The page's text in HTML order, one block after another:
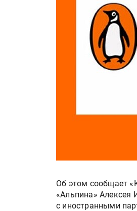
Об этом сообщает
«Альпина» Алексея
с иностранными